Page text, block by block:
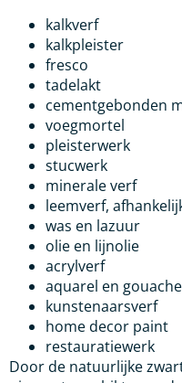
kalkverf
kalkpleister
fresco
tadelakt
cementgebonden
voegmortel
pleisterwerk
stucwerk
minerale verf
leemverf,
was en lazuur
olie en lijnolie
acrylverf
aquarel en gouache
kunstenaarsverf
home decor paint
restauratiewerk
Door de natuurlijke